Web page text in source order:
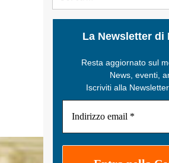
La Newsletter di
Resta aggiornato sul
News, eventi,
Iscriviti alla